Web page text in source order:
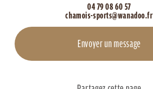
04 79 08 60 57
chamois-sports@wanadoo.fr
Envoyer un message